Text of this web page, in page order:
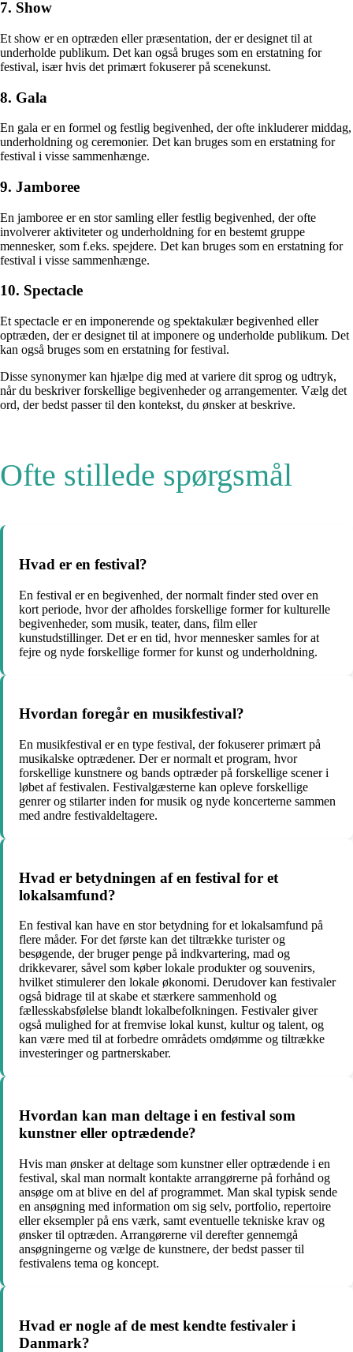
7. Show
Et show er en optræden eller præsentation, der er designet til at
underholde publikum. Det kan også bruges som en erstatning for
festival, især hvis det primært fokuserer på scenekunst.
8. Gala
En gala er en formel og festlig begivenhed, der ofte inkluderer middag,
underholdning og ceremonier. Det kan bruges som en erstatning for
festival i visse sammenhænge.
9. Jamboree
En jamboree er en stor samling eller festlig begivenhed, der ofte
involverer aktiviteter og underholdning for en bestemt gruppe
mennesker, som f.eks. spejdere. Det kan bruges som en erstatning for
festival i visse sammenhænge.
10. Spectacle
Et spectacle er en imponerende og spektakulær begivenhed eller
optræden, der er designet til at imponere og underholde publikum. Det
kan også bruges som en erstatning for festival.
Disse synonymer kan hjælpe dig med at variere dit sprog og udtryk,
når du beskriver forskellige begivenheder og arrangementer. Vælg det
ord, der bedst passer til den kontekst, du ønsker at beskrive.
Ofte stillede spørgsmål
Hvad er en festival?
En festival er en begivenhed, der normalt finder sted over en
kort periode, hvor der afholdes forskellige former for kulturelle
begivenheder, som musik, teater, dans, film eller
kunstudstillinger. Det er en tid, hvor mennesker samles for at
fejre og nyde forskellige former for kunst og underholdning.
Hvordan foregår en musikfestival?
En musikfestival er en type festival, der fokuserer primært på
musikalske optrædener. Der er normalt et program, hvor
forskellige kunstnere og bands optræder på forskellige scener i
løbet af festivalen. Festivalgæsterne kan opleve forskellige
genrer og stilarter inden for musik og nyde koncerterne sammen
med andre festivaldeltagere.
Hvad er betydningen af ​​en festival for et
lokalsamfund?
En festival kan have en stor betydning for et lokalsamfund på
flere måder. For det første kan det tiltrække turister og
besøgende, der bruger penge på indkvartering, mad og
drikkevarer, såvel som køber lokale produkter og souvenirs,
hvilket stimulerer den lokale økonomi. Derudover kan festivaler
også bidrage til at skabe et stærkere sammenhold og
fællesskabsfølelse blandt lokalbefolkningen. Festivaler giver
også mulighed for at fremvise lokal kunst, kultur og talent, og
kan være med til at forbedre områdets omdømme og tiltrække
investeringer og partnerskaber.
Hvordan kan man deltage i en festival som
kunstner eller optrædende?
Hvis man ønsker at deltage som kunstner eller optrædende i en
festival, skal man normalt kontakte arrangørerne på forhånd og
ansøge om at blive en del af programmet. Man skal typisk sende
en ansøgning med information om sig selv, portfolio, repertoire
eller eksempler på ens værk, samt eventuelle tekniske krav og
ønsker til optræden. Arrangørerne vil derefter gennemgå
ansøgningerne og vælge de kunstnere, der bedst passer til
festivalens tema og koncept.
Hvad er nogle af de mest kendte festivaler i
Danmark?